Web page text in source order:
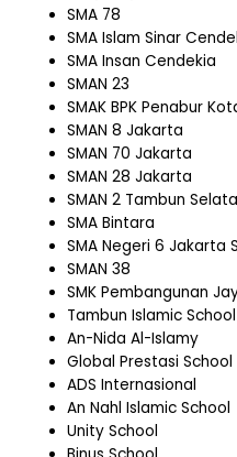
SMA 78
SMA Islam Sinar
SMA Insan Cendekia
SMAN 23
SMAK BPK Penabur
SMAN 8 Jakarta
SMAN 70 Jakarta
SMAN 28 Jakarta
SMAN 2 Tambun
SMA Bintara
SMA Negeri 6 Jakarta
SMAN 38
SMK Pembangunan
Tambun Islamic School
An-Nida Al-Islamy
Global Prestasi School
ADS Internasional
An Nahl Islamic School
Unity School